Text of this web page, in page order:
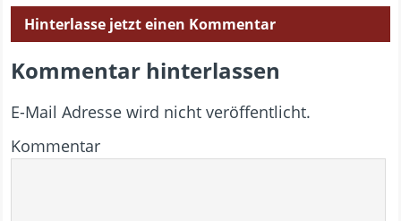
Hinterlasse jetzt einen Kommentar
Kommentar hinterlassen
E-Mail Adresse wird nicht veröffentlicht.
Kommentar